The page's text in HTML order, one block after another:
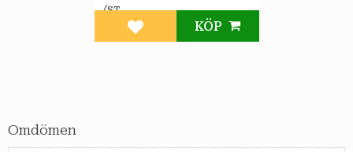
Omdömen
/ST
Lägg till i favoriter
KÖP